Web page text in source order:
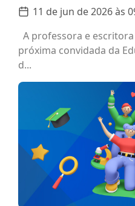
11 de jun de 2026 às
A professora e escritora
próxima convidada da
d...